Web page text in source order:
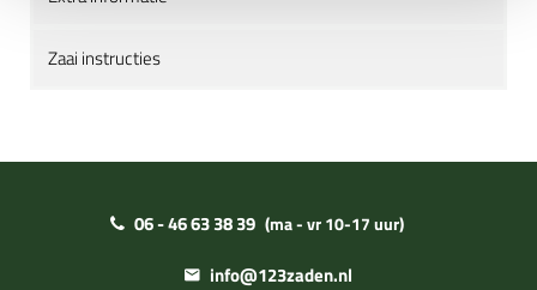
Zaai instructies
06 - 46 63 38 39 (ma - vr 10-17 uur)
info@123zaden.nl